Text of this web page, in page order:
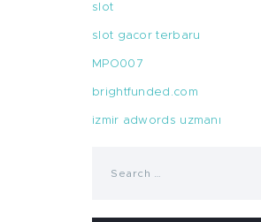
slot
slot gacor terbaru
MPO007
brightfunded.com
izmir adwords uzmanı
for: